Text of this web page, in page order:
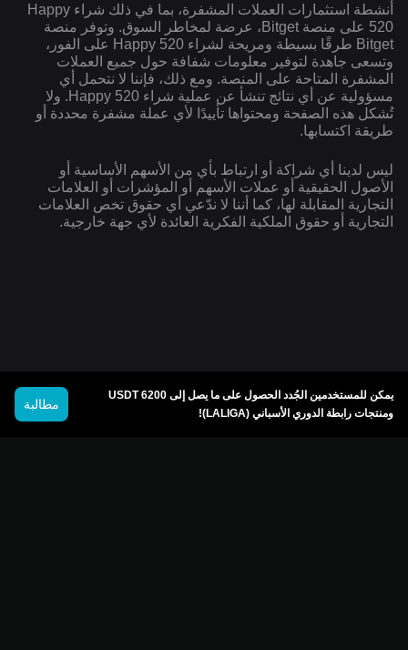
أنشطة استثمارات العملات المشفرة، بما في ذلك شراء Happy
520 على منصة Bitget، عرضة لمخاطر السوق. وتوفر منصة
Bitget طرقًا بسيطة ومريحة لشراء Happy 520 على الفور،
وتسعى جاهدة لتوفير معلومات شفافة حول جميع العملات
المشفرة المتاحة على المنصة. ومع ذلك، فإننا لا نتحمل أي
مسؤولية عن أي نتائج تنشأ عن عملية شراء Happy 520. ولا
تُشكل هذه الصفحة ومحتواها تأييدًا لأي عملة مشفرة محددة أو
طريقة اكتسابها.
ليس لدينا أي شراكة أو ارتباط بأي من الأسهم الأساسية أو
الأصول الحقيقية أو عملات الأسهم أو المؤشرات أو العلامات
التجارية المقابلة لها، كما أننا لا ندّعي أي حقوق تخص العلامات
التجارية أو حقوق الملكية الفكرية العائدة لأي جهة خارجية.
يمكن للمستخدمين الجُدد الحصول على ما يصل إلى 6200 USDT
ومنتجات رابطة الدوري الأسباني (LALIGA)!
مطالبة